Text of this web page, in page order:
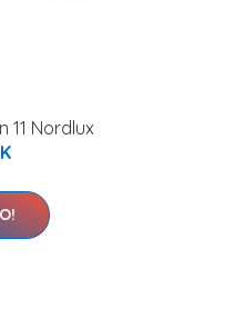
11 Nordlux